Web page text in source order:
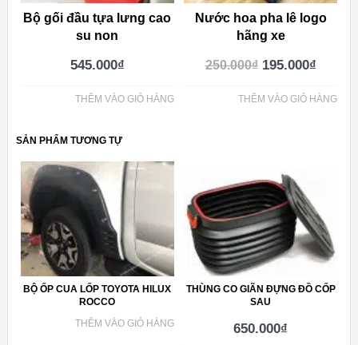
Bộ gối đầu tựa lưng cao
su non
545.000₫
THÊM VÀO GIỎ HÀNG
Nước hoa pha lê logo
hãng xe
250.000₫ 195.000₫
THÊM VÀO GIỎ HÀNG
SẢN PHẨM TƯƠNG TỰ
BỘ ỐP CUA LỐP TOYOTA HILUX
ROCCO
THÊM VÀO GIỎ HÀNG
THÙNG CO GIÃN ĐỰNG ĐỒ CỐP
SAU
650.000₫